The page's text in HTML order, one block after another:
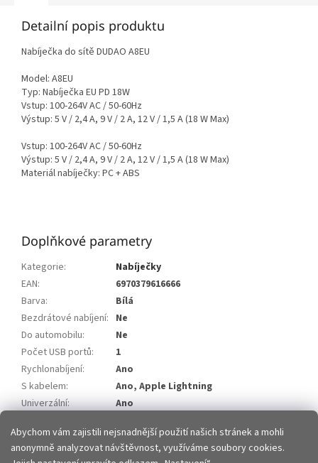
Abychom vám zajistili nejsnadnější použití našich stránek a mohli
anonymně analyzovat návštěvnost, využíváme soubory cookies.
Detailní popis produktu
Nabíječka do sítě DUDAO A8EU
Model: A8EU
Typ: Nabíječka EU PD 18W
Vstup: 100-264V AC / 50-60Hz
Výstup: 5 V / 2,4 A, 9 V / 2 A, 12 V / 1,5 A (18 W Max)
Vstup: 100-264V AC / 50-60Hz
Výstup: 5 V / 2,4 A, 9 V / 2 A, 12 V / 1,5 A (18 W Max)
Materiál nabíječky: PC + ABS
Doplňkové parametry
Kategorie:
Nabíječky
EAN:
6970379616666
Barva:
Bílá
Bezdrátové nabíjení: Ne
Do automobilu:
Ne
Počet USB portů:
1
Rychlonabíjení:
Ano
S kabelem:
Ano, Apple Lightning
Univerzální:
Ano